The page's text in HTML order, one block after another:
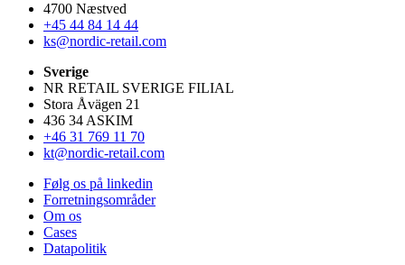
4700 Næstved
+45 44 84 14 44
ks@nordic-retail.com
Sverige
NR RETAIL SVERIGE FILIAL
Stora Åvägen 21
436 34 ASKIM
+46 31 769 11 70
kt@nordic-retail.com
Følg os på linkedin
Forretningsområder
Om os
Cases
Datapolitik